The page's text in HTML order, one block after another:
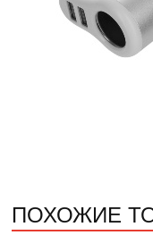
ПОХОЖИЕ